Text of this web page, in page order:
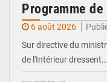
Programme
6 août 2026
Sur directive du
de l'Intérieur dressent…